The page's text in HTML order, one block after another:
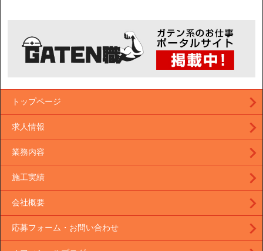
トップページ
求人情報
業務内容
施工実績
会社概要
応募フォーム・お問い合わせ